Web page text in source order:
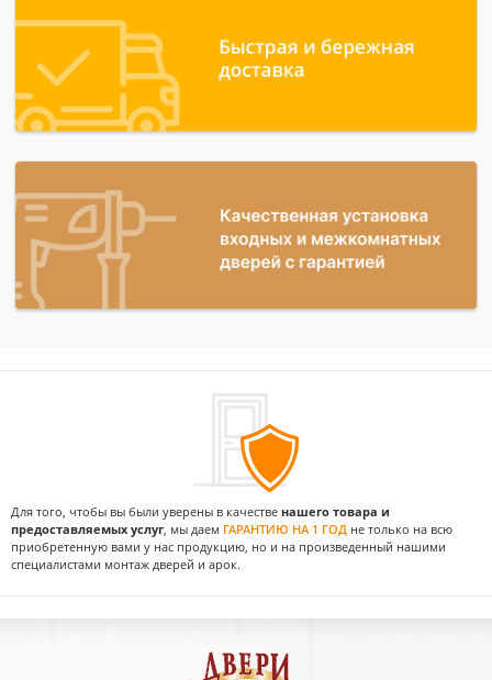
Для того, чтобы вы были уверены в качестве нашего товара и
предоставляемых услуг , мы даем ГАРАНТИЮ НА 1 ГОД не только на всю
приобретенную вами у нас продукцию, но и на произведенный нашими
специалистами монтаж дверей и арок.